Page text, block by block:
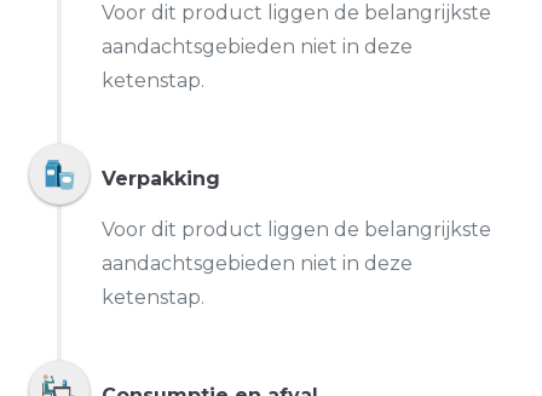
Voor dit product liggen de belangrijkste
aandachtsgebieden niet in deze
ketenstap.
Verpakking
Voor dit product liggen de belangrijkste
aandachtsgebieden niet in deze
ketenstap.